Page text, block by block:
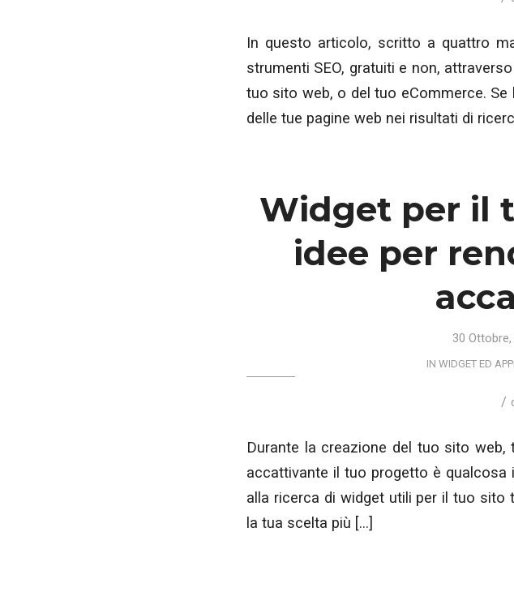
In questo articolo, scritto a quattro
strumenti SEO, gratuiti e non,
tuo sito web, o del tuo eCommerce.
delle tue pagine web nei risultati di
Widget per il
idee per
30 Ottobre,
IN WIDGET ED
/
Durante la creazione del tuo sito
accattivante il tuo progetto è qualcosa
alla ricerca di widget utili per il tuo
la tua scelta più […]